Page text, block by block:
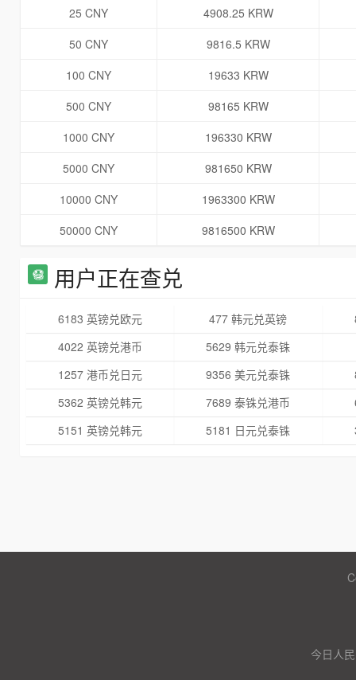
25 CNY
4908.25 KRW
50 CNY
9816.5 KRW
100 CNY
19633 KRW
500 CNY
98165 KRW
1000 CNY
196330 KRW
5000 CNY
981650 KRW
10000 CNY
1963300 KRW
50000 CNY
9816500 KRW
用户正在查兑
6183 英镑兑欧元 477 韩元兑英镑
4022 英镑兑港币
5629 韩元兑泰铢
1257 港币兑日元
9356 美元兑泰铢
5362 英镑兑韩元
7689 泰铢兑港币
5151 英镑兑韩元
5181 日元兑泰铢
今日人